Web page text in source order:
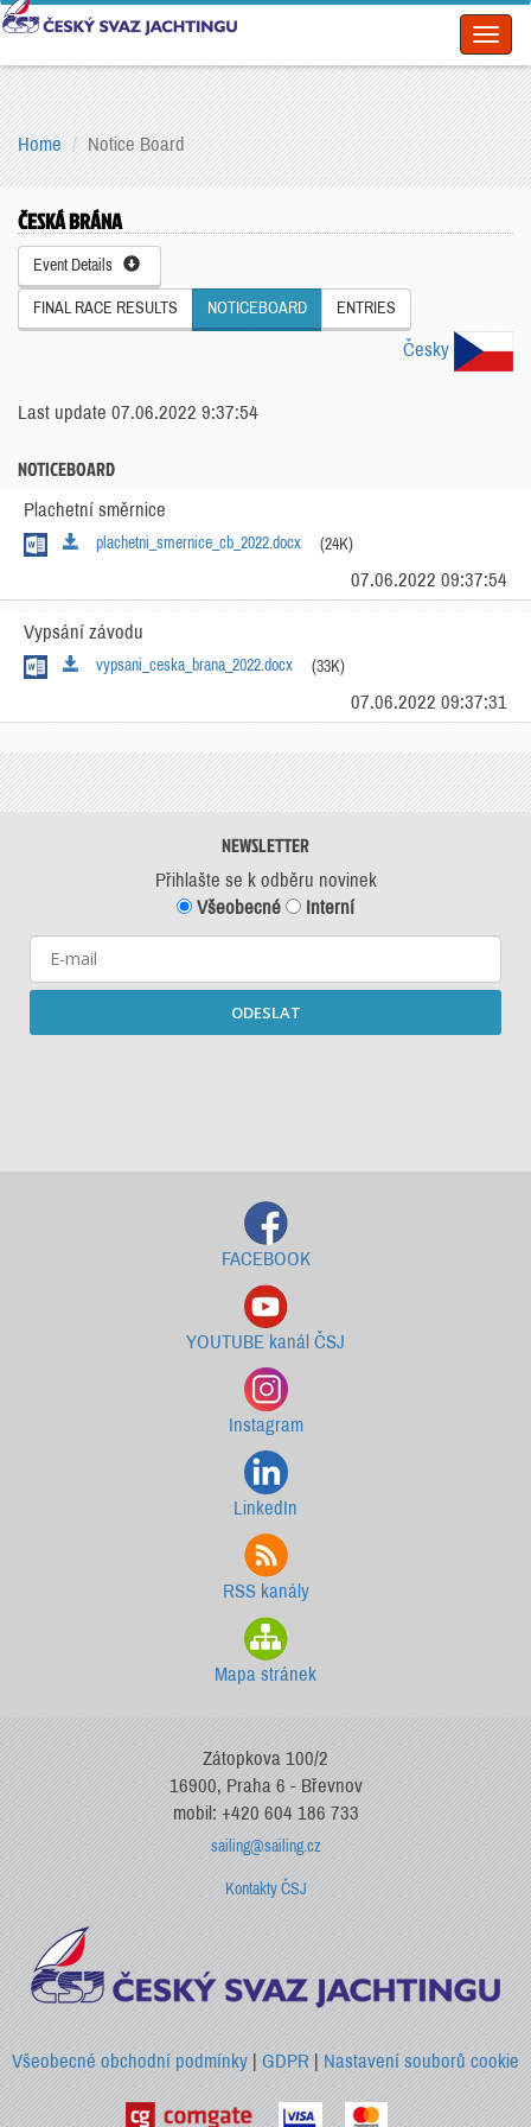
Home Notice Board
ČESKÁ BRÁNA
Event Details
FINAL RACE RESULTS NOTICEBOARD ENTRIES
Česky
Last update 07.06.2022 9:37:54
NOTICEBOARD
Plachetní směrnice
plachetni_smernice_cb_2022.docx (24K)
07.06.2022 09:37:54
Vypsání závodu
vypsani_ceska_brana_2022.docx (33K)
07.06.2022 09:37:31
NEWSLETTER
Přihlašte se k odběru novinek
Všeobecné
Interní
ODESLAT
FACEBOOK
YOUTUBE kanál ČSJ
Instagram
LinkedIn
RSS kanály
Mapa stránek
Zátopkova 100/2
16900, Praha 6 - Břevnov
mobil: +420 604 186 733
sailing@sailing.cz
Kontakty ČSJ
Všeobecné obchodní podmínky| GDPR |Nastavení souborů cookie